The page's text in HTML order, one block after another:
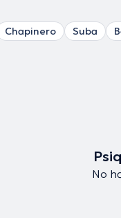
Chapinero Suba
No